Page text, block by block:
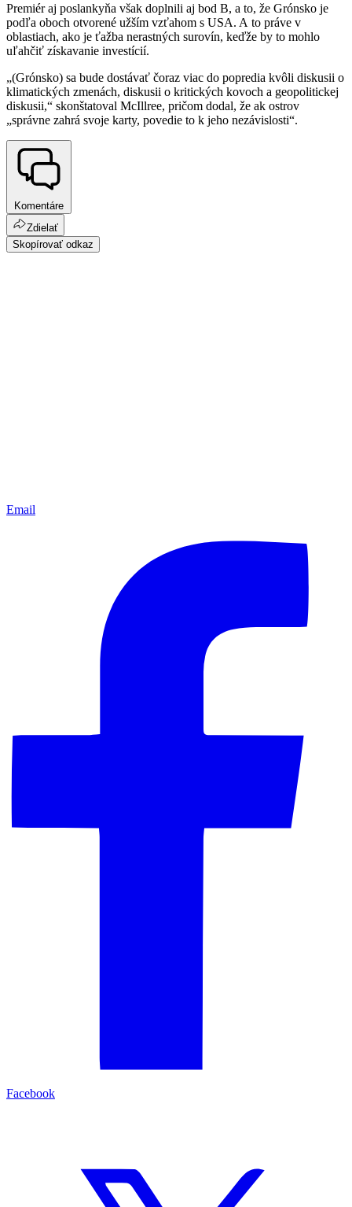
Premiér aj poslankyňa však doplnili aj bod B, a to, že Grónsko je
podľa oboch otvorené užším vzťahom s USA. A to práve v
oblastiach, ako je ťažba nerastných surovín, keďže by to mohlo
uľahčiť získavanie investícií.
„(Grónsko) sa bude dostávať čoraz viac do popredia kvôli diskusii o
klimatických zmenách, diskusii o kritických kovoch a geopolitickej
diskusii,“ skonštatoval McIllree, pričom dodal, že ak ostrov
„správne zahrá svoje karty, povedie to k jeho nezávislosti“.
Komentáre
Zdielať
Skopírovať odkaz
Email
Facebook